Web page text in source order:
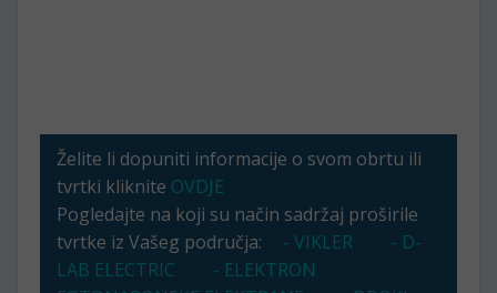
Želite li dopuniti informacije o svom obrtu ili
tvrtki kliknite OVDJE
Pogledajte na koji su način sadržaj proširile
tvrtke iz Vašeg područja:
- VIKLER
- D-
LAB ELECTRIC
- ELEKTRON